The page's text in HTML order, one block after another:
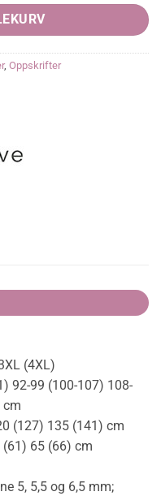
, Oppskrifter
(4XL)
92-99 (100-107) 108-
cm
(127) 135 (141) cm
(61) 65 (66) cm
5, 5,5 og 6,5 mm;